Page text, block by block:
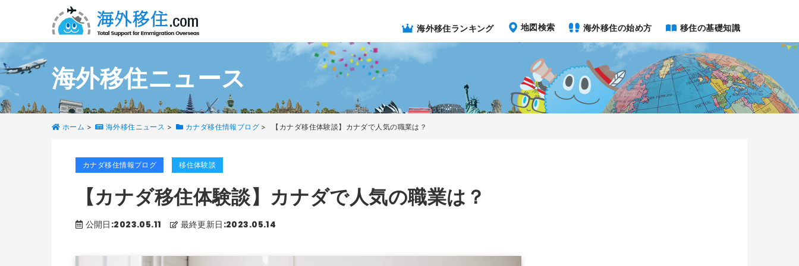
海外移住ランキング 地図検索 海外移住の始め方 移住の基礎知識
海外移住ニュース
ホーム > 海外移住ニュース > カナダ移住情報ブログ > 【カナダ移住体験談】カナダで人気の職業は？
カナダ移住情報ブログ 移住体験談
【カナダ移住体験談】カナダで人気の職業は？
公開日:2023.05.11 最終更新日:2023.05.14